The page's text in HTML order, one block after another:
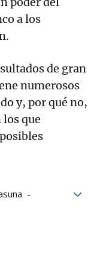
a los
de gran
numerosos
y, por qué no,
que